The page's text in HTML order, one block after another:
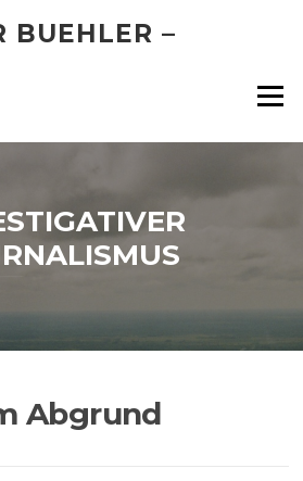
BUEHLER –
Menu
Abgrund